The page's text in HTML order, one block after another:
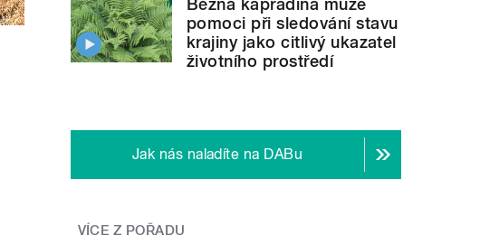
Běžná kapradina může
pomoci při sledování stavu
krajiny jako citlivý ukazatel
životního prostředí
Jak nás naladíte na DABu
VÍCE Z POŘADU